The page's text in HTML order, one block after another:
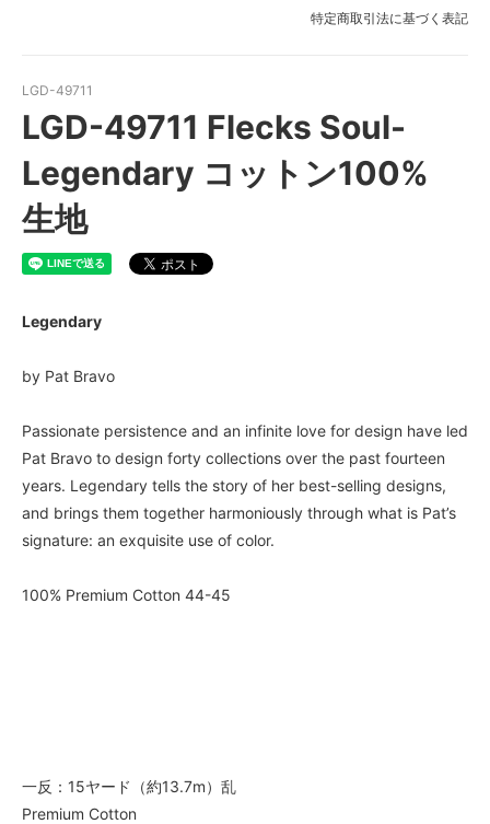
特定商取引法に基づく表記
LGD-49711
LGD-49711 Flecks Soul-
Legendary コットン100%
生地
Legendary
by Pat Bravo
Passionate persistence and an infinite love for design have led
Pat Bravo to design forty collections over the past fourteen
years. Legendary tells the story of her best-selling designs,
and brings them together harmoniously through what is Pat’s
signature: an exquisite use of color.
100% Premium Cotton 44-45
一反：15ヤード（約13.7m）乱
Premium Cotton